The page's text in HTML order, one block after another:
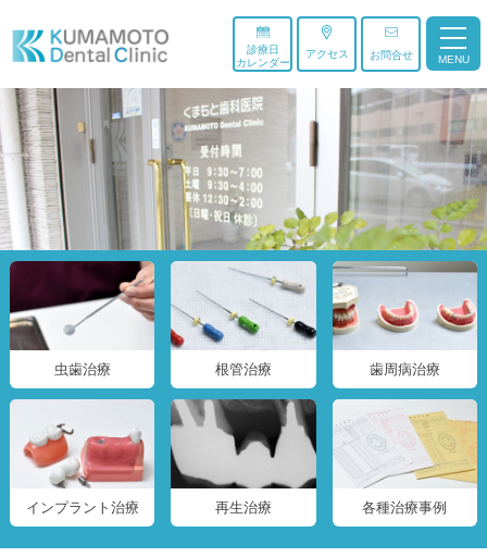
診療日
カレンダー
アクセス お問合せ MENU
虫歯治療 根管治療 歯周病治療
インプラント治療 再生治療 各種治療事例